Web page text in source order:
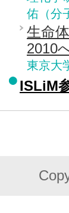
佑（分
生命
2010
東京大
ISLiM